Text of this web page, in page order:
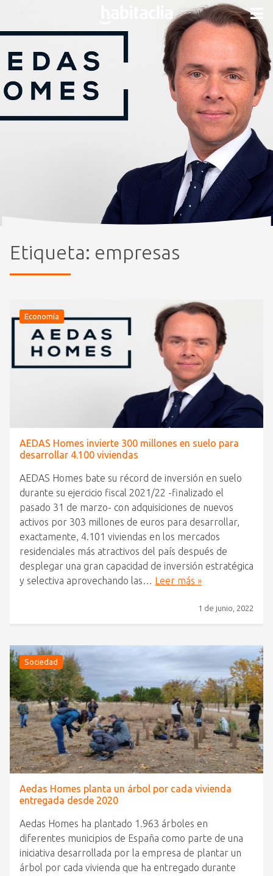
Etiqueta: empresas
Economía
AEDAS Homes invierte 300 millones en suelo para
desarrollar 4.100 viviendas
AEDAS Homes bate su récord de inversión en suelo
durante su ejercicio fiscal 2021/22 -finalizado el
pasado 31 de marzo- con adquisiciones de nuevos
activos por 303 millones de euros para desarrollar,
exactamente, 4.101 viviendas en los mercados
residenciales más atractivos del país después de
desplegar una gran capacidad de inversión estratégica
y selectiva aprovechando las… Leer más »
1 de junio, 2022
Sociedad
Aedas Homes planta un árbol por cada vivienda
entregada desde 2020
Aedas Homes ha plantado 1.963 árboles en
diferentes municipios de España como parte de una
iniciativa desarrollada por la empresa de plantar un
árbol por cada vivienda que ha entregado durante